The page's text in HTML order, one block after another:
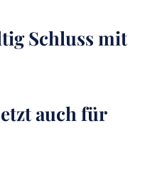
Schluss mit
auch für